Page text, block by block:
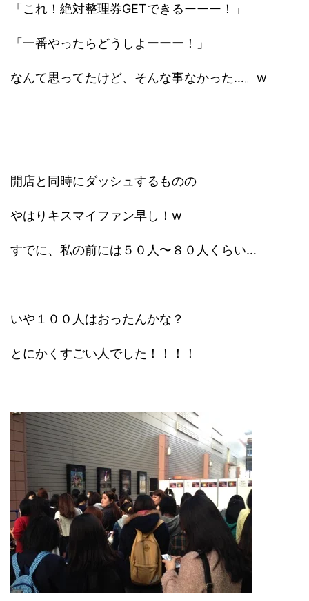
「これ！絶対整理券GETできるーーー！」
「一番やったらどうしよーーー！」
なんて思ってたけど、そんな事なかった…。w
開店と同時にダッシュするものの
やはりキスマイファン早し！w
すでに、私の前には５０人〜８０人くらい…
いや１００人はおったんかな？
とにかくすごい人でした！！！！